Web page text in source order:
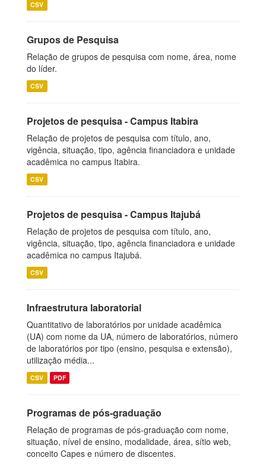
CSV
Grupos de Pesquisa
Relação de grupos de pesquisa com nome, área, nome
do líder.
CSV
Projetos de pesquisa - Campus Itabira
Relação de projetos de pesquisa com título, ano,
vigência, situação, tipo, agência financiadora e unidade
acadêmica no campus Itabira.
CSV
Projetos de pesquisa - Campus Itajubá
Relação de projetos de pesquisa com título, ano,
vigência, situação, tipo, agência financiadora e unidade
acadêmica no campus Itajubá.
CSV
Infraestrutura laboratorial
Quantitativo de laboratórios por unidade acadêmica
(UA) com nome da UA, número de laboratórios, número
de laboratórios por tipo (ensino, pesquisa e extensão),
utilização média...
CSV PDF
Programas de pós-graduação
Relação de programas de pós-graduação com nome,
situação, nível de ensino, modalidade, área, sítio web,
conceito Capes e número de discentes.